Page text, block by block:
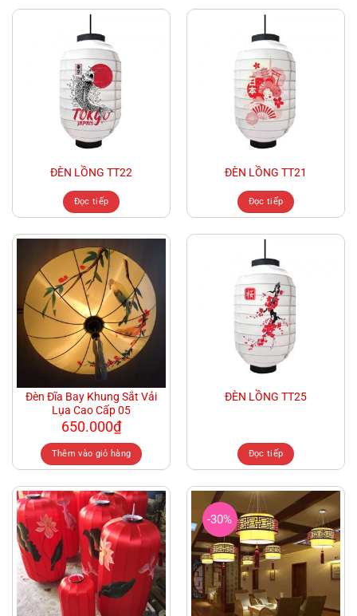
ĐÈN LỒNG TT22
Đọc tiếp
ĐÈN LỒNG TT21
Đọc tiếp
Đèn Đĩa Bay Khung Sắt Vải
Lụa Cao Cấp 05
650.000₫
Thêm vào giỏ hàng
ĐÈN LỒNG TT25
Đọc tiếp
-30%